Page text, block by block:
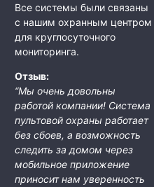
Все системы были связаны
с нашим охранным центром
для круглосуточного
мониторинга.
Отзыв:
“Мы очень довольны
работой компании! Система
пультовой охраны работает
без сбоев, а возможность
следить за домом через
мобильное приложение
приносит нам уверенность